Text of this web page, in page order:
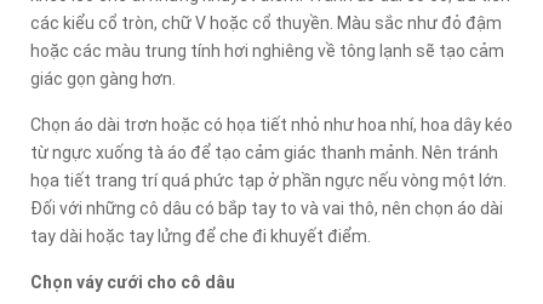
các kiểu cổ tròn, chữ V hoặc cổ thuyền. Màu sắc như đỏ đậm
hoặc các màu trung tính hơi nghiêng về tông lạnh sẽ tạo cảm
giác gọn gàng hơn.
Chọn áo dài trơn hoặc có họa tiết nhỏ như hoa nhí, hoa dây kéo
từ ngực xuống tà áo để tạo cảm giác thanh mảnh. Nên tránh
họa tiết trang trí quá phức tạp ở phần ngực nếu vòng một lớn.
Đối với những cô dâu có bắp tay to và vai thô, nên chọn áo dài
tay dài hoặc tay lửng để che đi khuyết điểm.
Chọn váy cưới cho cô dâu